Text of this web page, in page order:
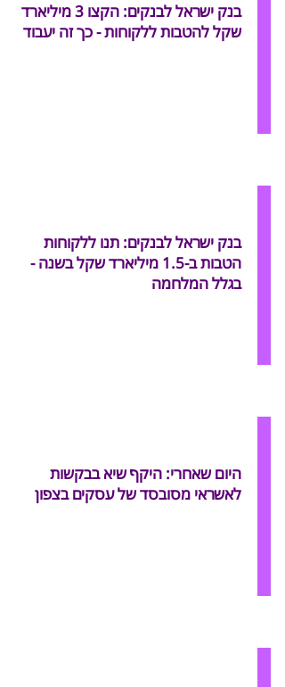
בנק ישראל לבנקים: הקצו 3 מיליארד
שקל להטבות ללקוחות - כך זה יעבוד
בנק ישראל לבנקים: תנו ללקוחות
הטבות ב-1.5 מיליארד שקל בשנה -
בגלל המלחמה
היום שאחרי: היקף שיא בבקשות
לאשראי מסובסד של עסקים בצפון